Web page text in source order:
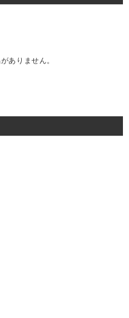
ありません。